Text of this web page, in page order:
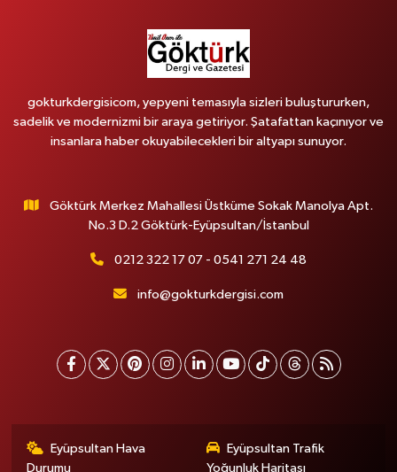
gokturkdergisicom, yepyeni temasıyla sizleri buluştururken,
sadelik ve modernizmi bir araya getiriyor. Şatafattan kaçınıyor ve
insanlara haber okuyabilecekleri bir altyapı sunuyor.
Göktürk Merkez Mahallesi Üstküme Sokak Manolya Apt.
No.3 D.2 Göktürk-Eyüpsultan/İstanbul
0212 322 17 07 - 0541 271 24 48
info@gokturkdergisi.com
Eyüpsultan Hava
Durumu
Eyüpsultan Trafik
Yoğunluk Haritası